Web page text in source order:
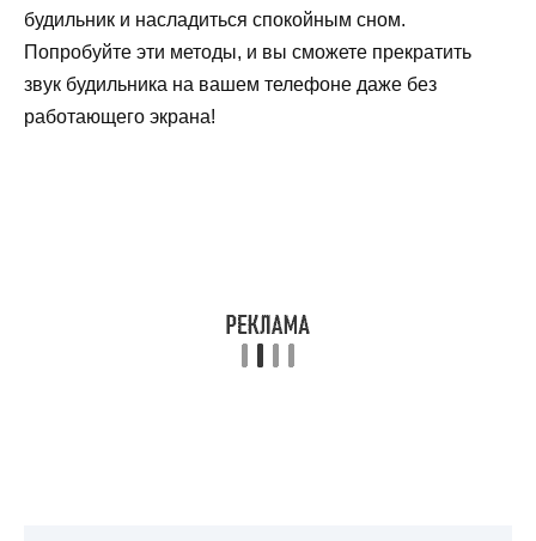
будильник и насладиться спокойным сном.
Попробуйте эти методы, и вы сможете прекратить
звук будильника на вашем телефоне даже без
работающего экрана!